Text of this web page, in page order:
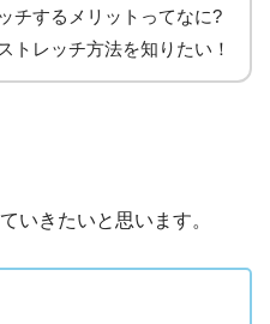
チするメリットってなに?
トレッチ方法を知りたい！
いきたいと思います。